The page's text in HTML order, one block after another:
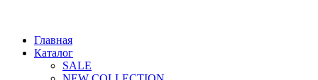
Главная
Каталог
SALE